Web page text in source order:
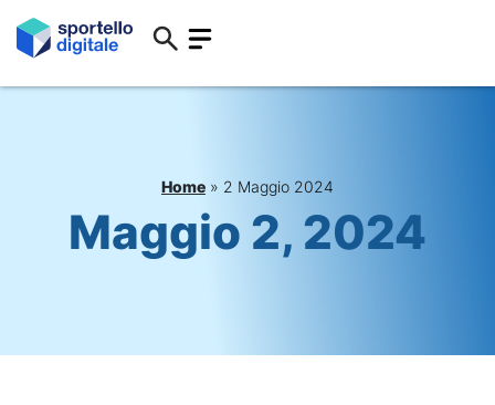
Home » 2 Maggio 2024
Maggio 2, 2024